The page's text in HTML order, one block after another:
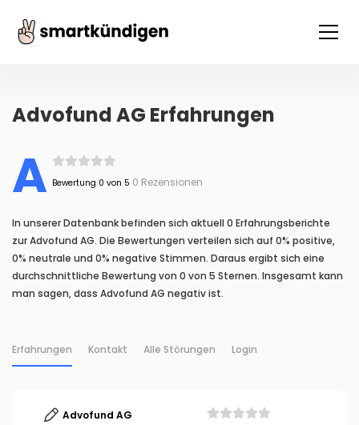
Advofund AG Erfahrungen
A Bewertung 0 von 5 0 Rezensionen
In unserer Datenbank befinden sich aktuell 0 Erfahrungsberichte
zur Advofund AG. Die Bewertungen verteilen sich auf 0% positive,
0% neutrale und 0% negative Stimmen. Daraus ergibt sich eine
durchschnittliche Bewertung von 0 von 5 Sternen. Insgesamt kann
man sagen, dass Advofund AG negativ ist.
Erfahrungen Kontakt Alle Störungen Login
Advofund AG